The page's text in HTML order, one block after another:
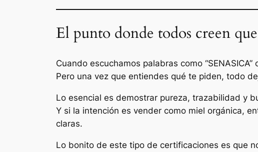
El punto donde todos creen
Cuando escuchamos palabras como
Pero una vez que entiendes qué te piden, todo
Lo esencial es demostrar pureza, trazabilidad y
Y si la intención es vender como miel orgánica,
claras.
Lo bonito de este tipo de certificaciones es que